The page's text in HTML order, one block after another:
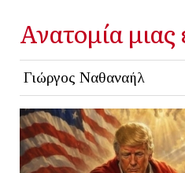
Ανατομία
Γιώργος Ναθαναήλ